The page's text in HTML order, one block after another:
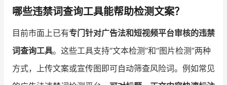
哪些违禁词查询工具能帮助检测文案？
目前市面上已有专门针对广告法和短视频平台审核的违禁
词查询工具。这些工具支持“文本检测”和“图片检测”两种
方式，上传文案或宣传图即可自动筛查风险词。例如常见